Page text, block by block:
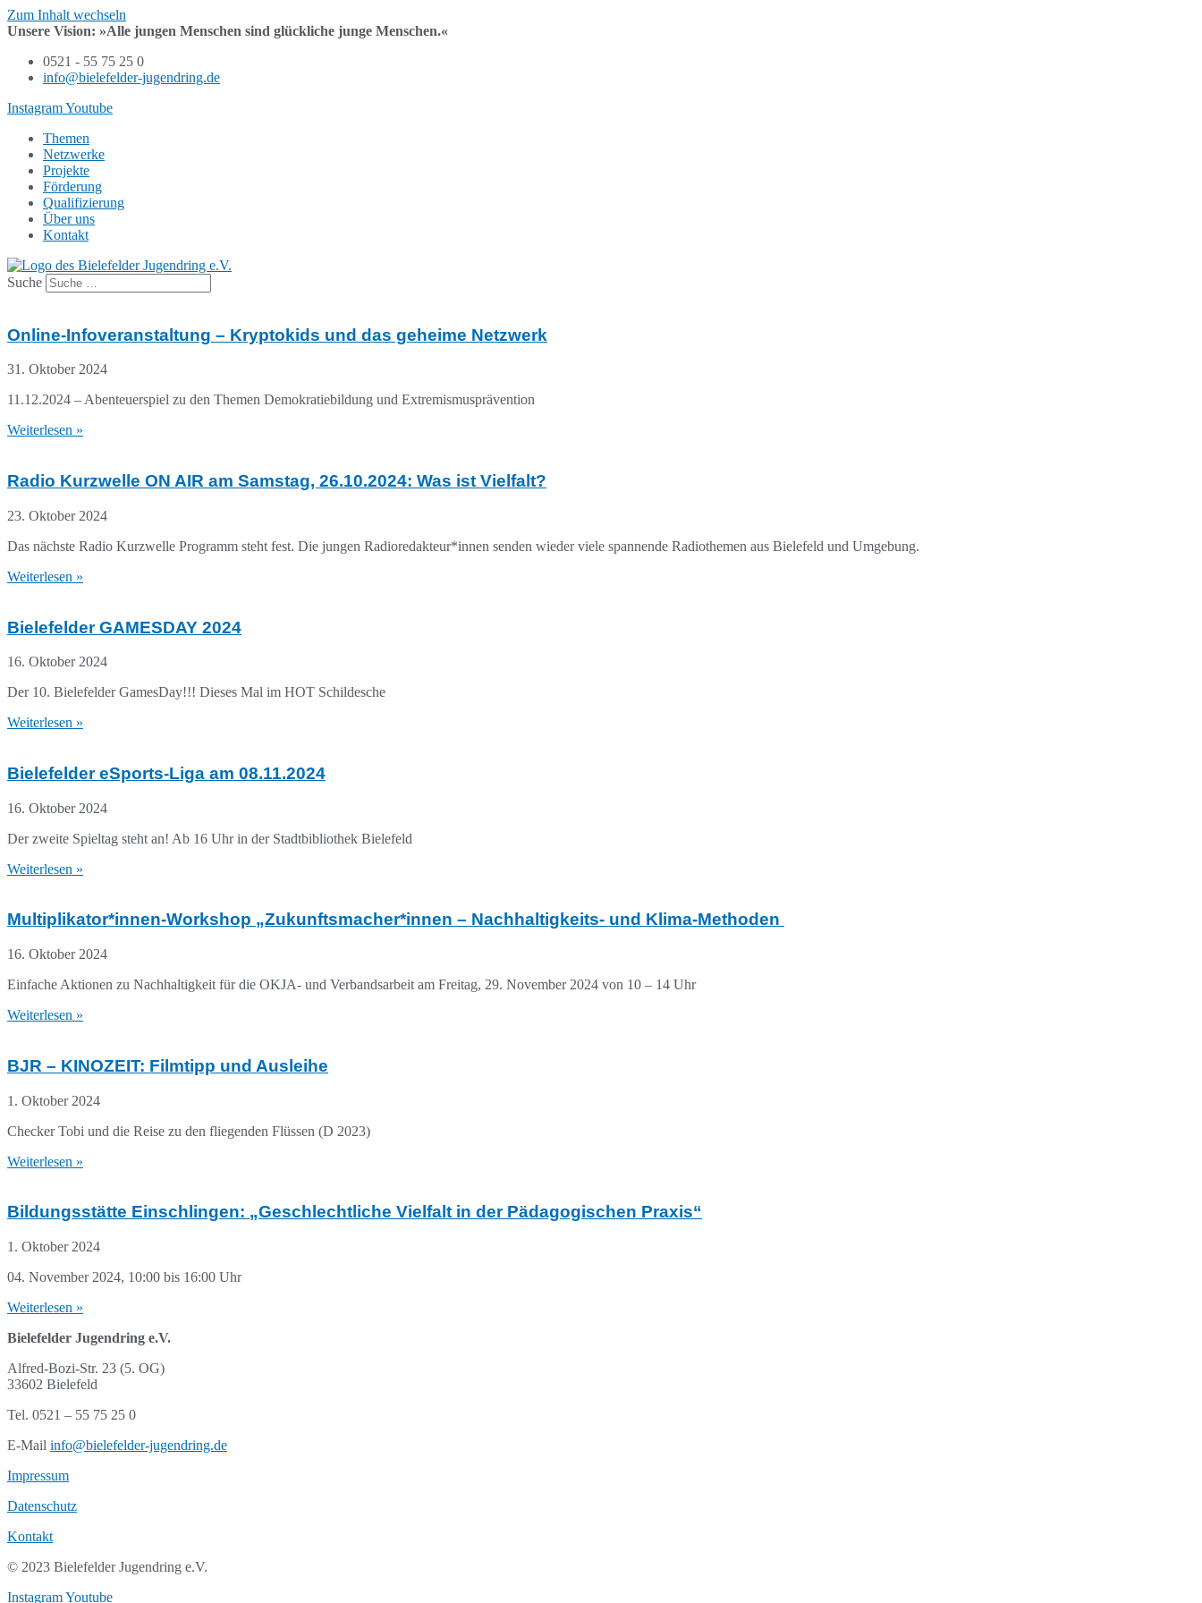
Zum Inhalt wechseln
Unsere Vision: »Alle jungen Menschen sind glückliche junge Menschen.«
0521 - 55 75 25 0
info@bielefelder-jugendring.de
InstagramYoutube
Themen
Netzwerke
Projekte
Förderung
Qualifizierung
Über uns
Kontakt
Suche
Online-Infoveranstaltung – Kryptokids und das geheime Netzwerk
31. Oktober 2024
11.12.2024 – Abenteuerspiel zu den Themen Demokratiebildung und Extremismusprävention
Weiterlesen »
Radio Kurzwelle ON AIR am Samstag, 26.10.2024: Was ist Vielfalt?
23. Oktober 2024
Das nächste Radio Kurzwelle Programm steht fest. Die jungen Radioredakteur*innen senden wieder viele spannende Radiothemen aus Bielefeld und Umgebung.
Weiterlesen »
Bielefelder GAMESDAY 2024
16. Oktober 2024
Der 10. Bielefelder GamesDay!!! Dieses Mal im HOT Schildesche
Weiterlesen »
Bielefelder eSports-Liga am 08.11.2024
16. Oktober 2024
Der zweite Spieltag steht an! Ab 16 Uhr in der Stadtbibliothek Bielefeld
Weiterlesen »
Multiplikator*innen-Workshop „Zukunftsmacher*innen – Nachhaltigkeits- und Klima-Methoden
16. Oktober 2024
Einfache Aktionen zu Nachhaltigkeit für die OKJA- und Verbandsarbeit am Freitag, 29. November 2024 von 10 – 14 Uhr
Weiterlesen »
BJR – KINOZEIT: Filmtipp und Ausleihe
1. Oktober 2024
Checker Tobi und die Reise zu den fliegenden Flüssen (D 2023)
Weiterlesen »
Bildungsstätte Einschlingen: „Geschlechtliche Vielfalt in der Pädagogischen Praxis“
1. Oktober 2024
04. November 2024, 10:00 bis 16:00 Uhr
Weiterlesen »
Bielefelder Jugendring e.V.
Alfred-Bozi-Str. 23 (5. OG)
33602 Bielefeld
Tel. 0521 – 55 75 25 0
E-Mail info@bielefelder-jugendring.de
Impressum
Datenschutz
Kontakt
© 2023 Bielefelder Jugendring e.V.
InstagramYoutube